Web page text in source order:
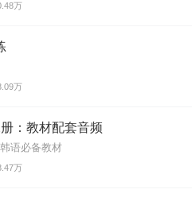
万
万
：教材配套音频
语必备教材
万